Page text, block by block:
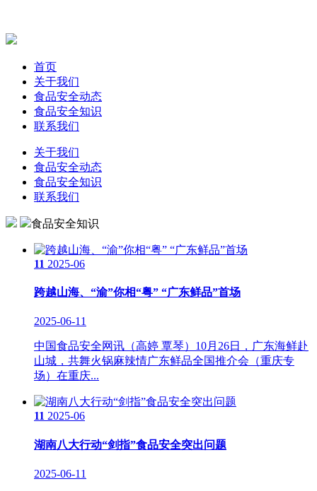
首页
关于我们
食品安全动态
食品安全知识
联系我们
关于我们
食品安全动态
食品安全知识
联系我们
食品安全知识
11 2025-06
跨越山海、“渝”你相“粤” “广东鲜品”首场
2025-06-11
中国食品安全网讯（高婷 覃琴）10月26日，广东海鲜赴
山城，共舞火锅麻辣情广东鲜品全国推介会（重庆专
场）在重庆...
11 2025-06
湖南八大行动“剑指”食品安全突出问题
2025-06-11